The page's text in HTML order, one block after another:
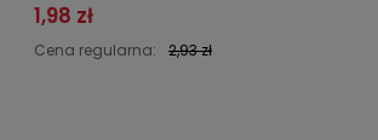
1,98 zł
Cena regularna: 2,93 zł